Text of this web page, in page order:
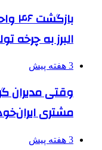
البرز به چرخه
3 هفته پیش
وقتی مدیران
مشتری
3 هفته پیش